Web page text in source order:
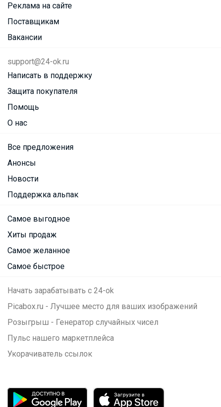
Реклама на сайте
Поставщикам
Вакансии
support@24-ok.ru
Написать в поддержку
Защита покупателя
Помощь
О нас
Все предложения
Анонсы
Новости
Поддержка альпак
Самое выгодное
Хиты продаж
Самое желанное
Самое быстрое
Начать зарабатывать с 24-ok
Picabox.ru - Лучшее место для ваших изображений
Розыгрыш - Генератор случайных чисел
Пульс нашего маркетплейса
Укорачиватель ссылок